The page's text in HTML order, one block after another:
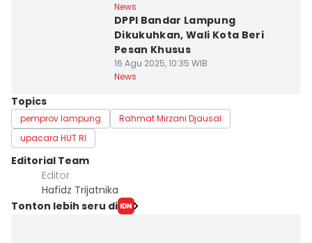
News
DPPI Bandar Lampung
Dikukuhkan, Wali Kota Beri
Pesan Khusus
16 Agu 2025, 10:35 WIB
News
Topics
pemprov lampung
Rahmat Mirzani Djausal
upacara HUT RI
Editorial Team
Editor
Hafidz Trijatnika
Tonton lebih seru di